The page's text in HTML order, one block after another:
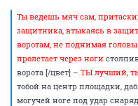
Ты ведешь мяч сам,
защитника, втыкаясь в
воротам, не поднимая
пролетает через ноги
ворота [/цвет] – ТЫ лучший,
тобой на центр площадки,
могучей ноге под удар